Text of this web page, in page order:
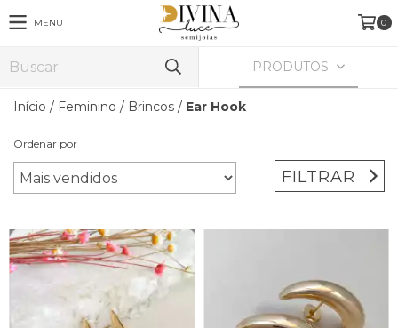
MENU 0
PRODUTOS
Início / Feminino / Brincos / Ear Hook
Ordenar por
FILTRAR